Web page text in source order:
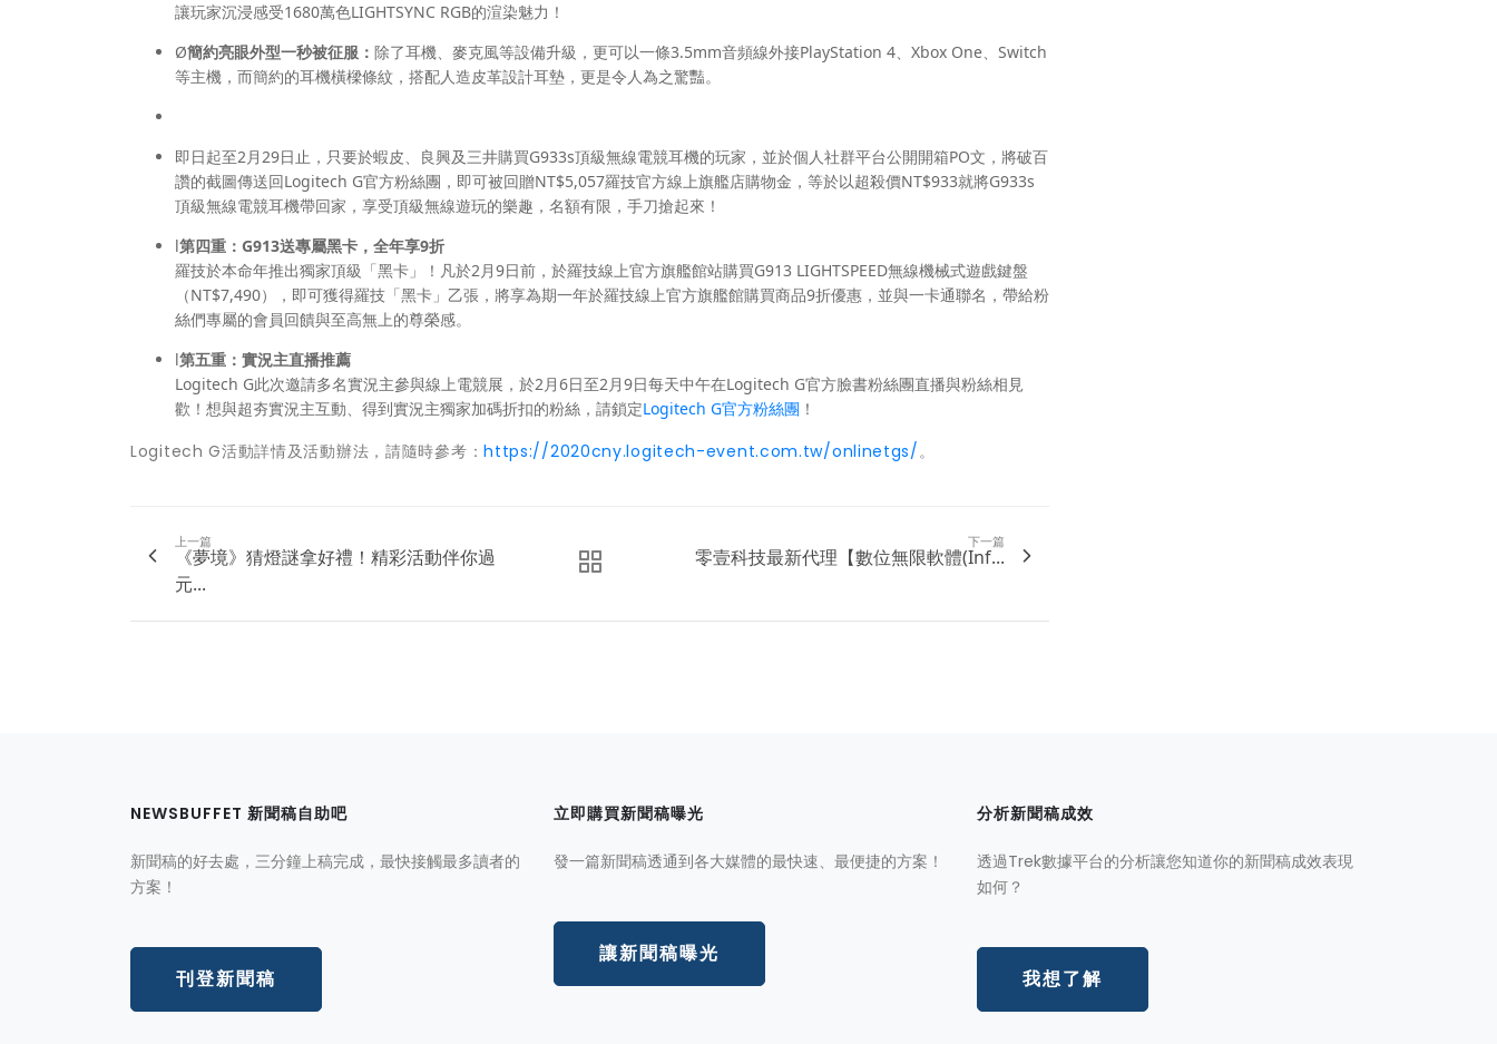
讓玩家沉浸感受1680萬色LIGHTSYNC RGB的渲染魅力！
Ø簡約亮眼外型一秒被征服： 除了耳機、麥克風等設備升級，更可以一條3.5mm音頻線外接PlayStation 4、Xbox One、Switch
等主機，而簡約的耳機橫樑條紋，搭配人造皮革設計耳墊，更是令人為之驚豔。
即日起至2月29日止，只要於蝦皮、良興及三井購買G933s頂級無線電競耳機的玩家，並於個人社群平台公開開箱PO文，將破百
讚的截圖傳送回Logitech G官方粉絲團，即可被回贈NT$5,057羅技官方線上旗艦店購物金，等於以超殺價NT$933就將G933s
頂級無線電競耳機帶回家，享受頂級無線遊玩的樂趣，名額有限，手刀搶起來！
l第四重： G913送專屬黑卡，全年享9折
羅技於本命年推出獨家頂級「黑卡」！凡於2月9日前，於羅技線上官方旗艦館站購買G913 LIGHTSPEED無線機械式遊戲鍵盤
（NT$7,490），即可獲得羅技「黑卡」乙張，將享為期一年於羅技線上官方旗艦館購買商品9折優惠，並與一卡通聯名，帶給粉
絲們專屬的會員回饋與至高無上的尊榮感。
l第五重：實況主直播推薦
Logitech G此次邀請多名實況主參與線上電競展，於2月6日至2月9日每天中午在Logitech G官方臉書粉絲團直播與粉絲相見
歡！想與超夯實況主互動、得到實況主獨家加碼折扣的粉絲，請鎖定Logitech G官方粉絲團 ！
Logitech G活動詳情及活動辦法，請隨時參考：https://2020cny.logitech-event.com.tw/onlinetgs/。
上一篇
《夢境》猜燈謎拿好禮！精彩活動伴你過
元...
下一篇
零壹科技最新代理【數位無限軟體(Inf...
NEWSBUFFET 新聞稿自助吧
新聞稿的好去處，三分鐘上稿完成，最快接觸最多讀者的
方案！
刊登新聞稿
立即購買新聞稿曝光
發一篇新聞稿透通到各大媒體的最快速、最便捷的方案！
讓新聞稿曝光
分析新聞稿成效
透過Trek數據平台的分析讓您知道你的新聞稿成效表現
如何？
我想了解